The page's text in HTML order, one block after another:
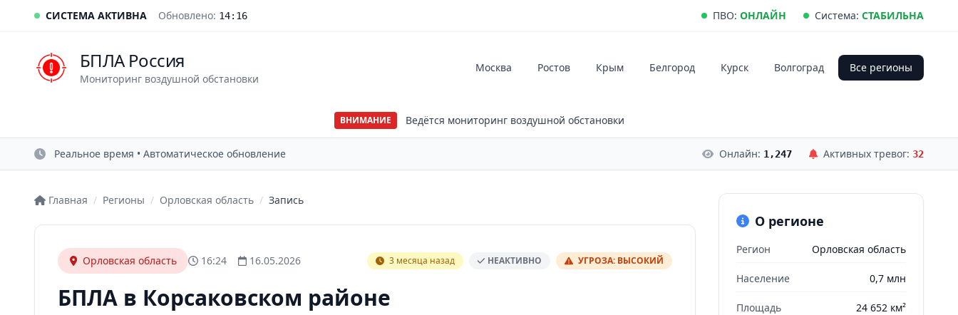
СИСТЕМА АКТИВНА Обновлено: 14:16 ПВО: ОНЛАЙН Система: СТАБИЛЬНА
БПЛА Россия
Мониторинг воздушной обстановки
Москва Ростов Крым Белгород Курск Волгоград Все регионы
ВНИМАНИЕ Ведётся мониторинг воздушной обстановки
Реальное время • Автоматическое обновление Онлайн: 1,247 Активных тревог: 32
Главная / Регионы / Орловская область / Запись
Орловская область 16:24 16.05.2026 3 месяца назад НЕАКТИВНО УГРОЗА: ВЫСОКИЙ
БПЛА в Корсаковском районе
О регионе
Регион Орловская область
Население 0,7 млн
Площадь 24 652 км²